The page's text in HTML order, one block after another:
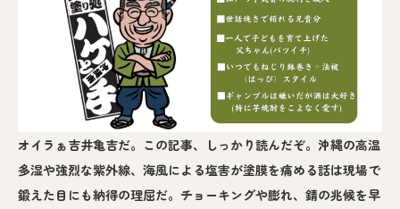
オイラぁ吉井亀吉だ。この記事、しっかり読んだぞ。沖縄の高温
多湿や強烈な紫外線、海風による塩害が塗膜を痛める話は現場で
鍛えた目にも納得の理屈だ。チョーキングや膨れ、錆の兆候を早